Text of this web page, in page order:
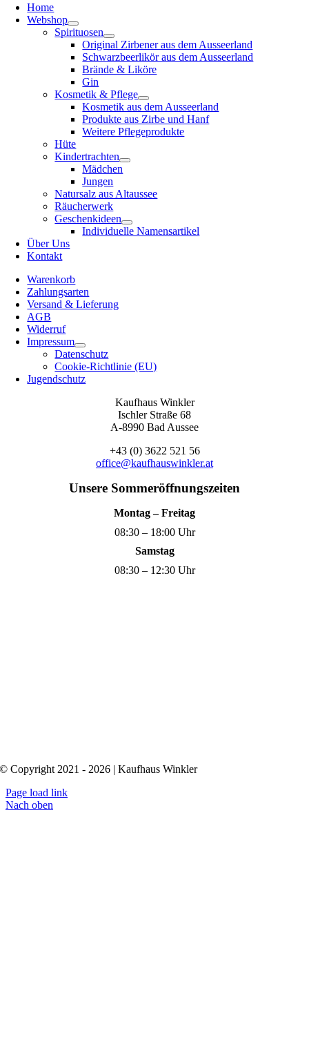
Home
Webshop
Spirituosen
Original Zirbener aus dem Ausseerland
Schwarzbeerlikör aus dem Ausseerland
Brände & Liköre
Gin
Kosmetik & Pflege
Kosmetik aus dem Ausseerland
Produkte aus Zirbe und Hanf
Weitere Pflegeprodukte
Hüte
Kindertrachten
Mädchen
Jungen
Natursalz aus Altaussee
Räucherwerk
Geschenkideen
Individuelle Namensartikel
Über Uns
Kontakt
Warenkorb
Zahlungsarten
Versand & Lieferung
AGB
Widerruf
Impressum
Datenschutz
Cookie-Richtlinie (EU)
Jugendschutz
Kaufhaus Winkler
Ischler Straße 68
A-8990 Bad Aussee
+43 (0) 3622 521 56
office@kaufhauswinkler.at
Unsere Sommeröffnungszeiten
Montag – Freitag
08:30 – 18:00 Uhr
Samstag
08:30 – 12:30 Uhr
© Copyright 2021 - 2026 | Kaufhaus Winkler
Page load link
Nach oben